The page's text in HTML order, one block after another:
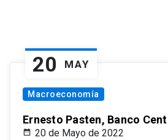
20 MAY
Macroeconomía
Ernesto Pasten, Banco
20 de Mayo de 2022